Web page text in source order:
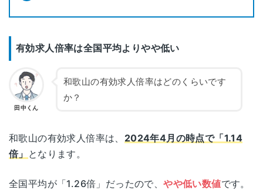
有効求人倍率は全国平均よりやや低い
田中くん
和歌山の有効求人倍率はどのくらいです
か？
和歌山の有効求人倍率は、 2024年4月の時点で「1.14
倍」 となります。
全国平均が「1.26倍」だったので、やや低い数値です。